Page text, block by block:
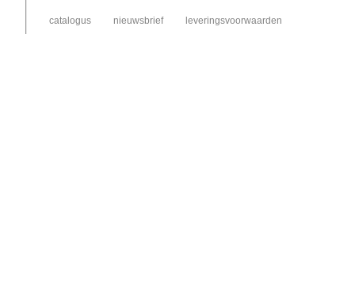
catalogus nieuwsbrief leveringsvoorwaarden